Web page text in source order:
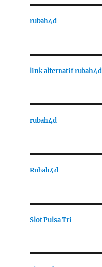
rubah4d
link alternatif rubah4d
rubah4d
Rubah4d
Slot Pulsa Tri